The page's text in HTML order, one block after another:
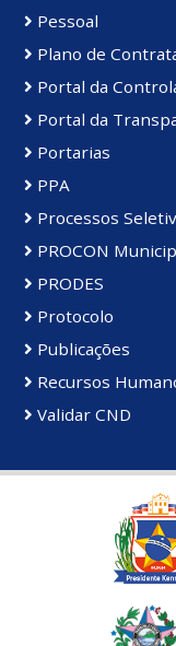
Pessoal
Plano de
Portal da
Portal da
Portarias
PPA
Processos
PROCON
PRODES
Protocolo
Publicações
Recursos
Validar CND